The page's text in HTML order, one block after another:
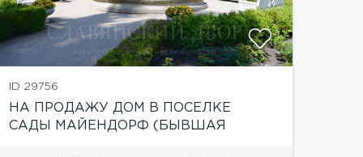
ID 29756
НА ПРОДАЖУ ДОМ В ПОСЕЛКЕ
САДЫ МАЙЕНДОРФ (БЫВШАЯ